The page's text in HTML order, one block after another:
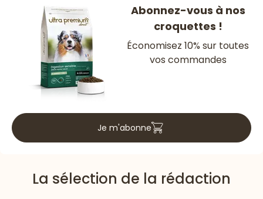
Abonnez-vous à nos
croquettes !
Économisez 10% sur toutes
vos commandes
Je m'abonne
La sélection de la rédaction